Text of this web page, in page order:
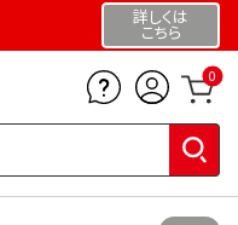
詳しくは
こちら
0